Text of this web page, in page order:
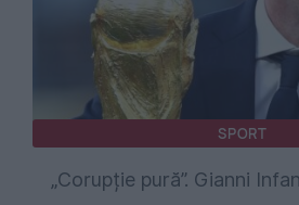
SPORT
„Corupție pură”. Gianni